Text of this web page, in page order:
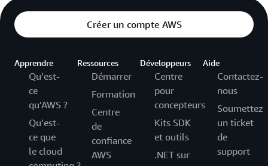
Créer un compte AWS
Apprendre
Qu’est-
ce
qu’AWS ?
Qu’est-
ce que
le cloud
Ressources
Démarrer
Formation
Centre
de
confiance
AWS
Développeurs
Centre
pour
concepteurs
Kits SDK
et outils
.NET sur
Aide
Contactez-
nous
Soumettez
un ticket
de
support